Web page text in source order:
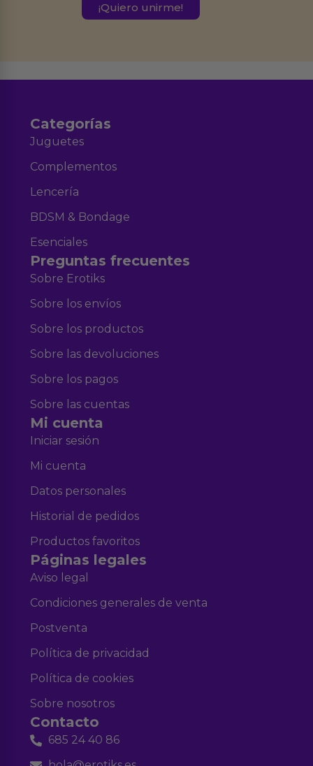
Destinatarios:Ferran Roig Muñoz. Podrás ejercer tus
Categorías
Juguetes
Complementos
Lencería
BDSM & Bondage
Esenciales
Preguntas frecuentes
Sobre Erotiks
Sobre los envíos
Sobre los productos
Sobre las devoluciones
Sobre los pagos
Sobre las cuentas
Mi cuenta
Iniciar sesión
Mi cuenta
Datos personales
Historial de pedidos
Productos favoritos
Páginas legales
Aviso legal
Condiciones generales de venta
Postventa
Política de privacidad
Política de cookies
Sobre nosotros
Contacto
685 24 40 86